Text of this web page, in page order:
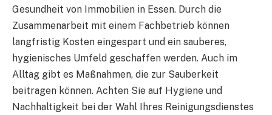
Gesundheit von Immobilien in Essen. Durch die
Zusammenarbeit mit einem Fachbetrieb können
langfristig Kosten eingespart und ein sauberes,
hygienisches Umfeld geschaffen werden. Auch im
Alltag gibt es Maßnahmen, die zur Sauberkeit
beitragen können. Achten Sie auf Hygiene und
Nachhaltigkeit bei der Wahl Ihres Reinigungsdienstes